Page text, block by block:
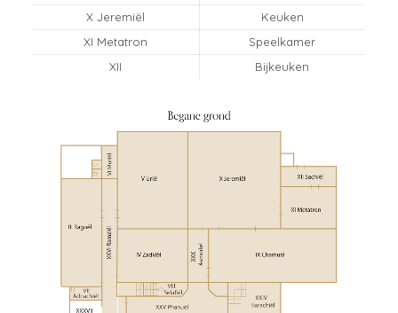
X Jeremiël
Keuken
XI Metatron
Speelkamer
XII
Bijkeuken